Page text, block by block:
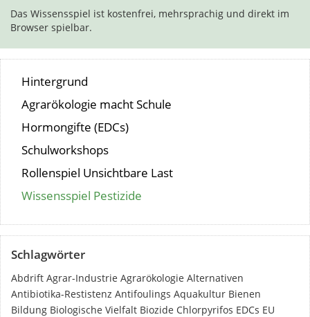
Das Wissensspiel ist kostenfrei, mehrsprachig und direkt im
Browser spielbar.
Hintergrund
Agrarökologie macht Schule
Hormongifte (EDCs)
Schulworkshops
Rollenspiel Unsichtbare Last
Wissensspiel Pestizide
Schlagwörter
Abdrift Agrar-Industrie Agrarökologie Alternativen
Antibiotika-Restistenz Antifoulings Aquakultur Bienen
Bildung Biologische Vielfalt Biozide Chlorpyrifos EDCs EU